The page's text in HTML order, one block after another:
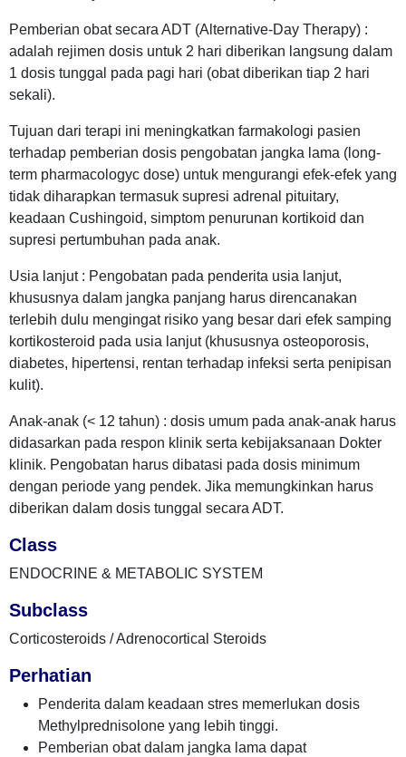
Pemberian obat secara ADT (Alternative-Day Therapy) :
adalah rejimen dosis untuk 2 hari diberikan langsung dalam
1 dosis tunggal pada pagi hari (obat diberikan tiap 2 hari
sekali).
Tujuan dari terapi ini meningkatkan farmakologi pasien
terhadap pemberian dosis pengobatan jangka lama (long-
term pharmacologyc dose) untuk mengurangi efek-efek yang
tidak diharapkan termasuk supresi adrenal pituitary,
keadaan Cushingoid, simptom penurunan kortikoid dan
supresi pertumbuhan pada anak.
Usia lanjut : Pengobatan pada penderita usia lanjut,
khususnya dalam jangka panjang harus direncanakan
terlebih dulu mengingat risiko yang besar dari efek samping
kortikosteroid pada usia lanjut (khususnya osteoporosis,
diabetes, hipertensi, rentan terhadap infeksi serta penipisan
kulit).
Anak-anak (< 12 tahun) : dosis umum pada anak-anak harus
didasarkan pada respon klinik serta kebijaksanaan Dokter
klinik. Pengobatan harus dibatasi pada dosis minimum
dengan periode yang pendek. Jika memungkinkan harus
diberikan dalam dosis tunggal secara ADT.
Class
ENDOCRINE & METABOLIC SYSTEM
Subclass
Corticosteroids / Adrenocortical Steroids
Perhatian
Penderita dalam keadaan stres memerlukan dosis
Methylprednisolone yang lebih tinggi.
Pemberian obat dalam jangka lama dapat